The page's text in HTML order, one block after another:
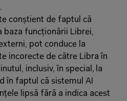
conștient de faptul că
baza funcționării Librei,
pot conduce la
incorecte de către Libra în
inclusiv, în special, la
în faptul că sistemul AI
lipsă fără a indica acest